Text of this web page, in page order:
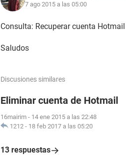
7 ago 2015 a las 05:00
Consulta: Recuperar cuenta
Saludos
Discusiones similares
Eliminar cuenta de Hotmail
16mairim - 14 ene 2015 a las 22:48
1212 - 18 feb 2017 a las 05:20
13 respuestas